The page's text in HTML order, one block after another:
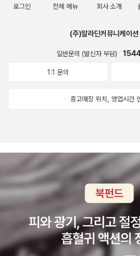
로그인 전체 메뉴 회사 소개
(주)알라딘커뮤니케이션
일반문의 (발신자 부담)
1:1 문의
중고매장 위치, 영업시간